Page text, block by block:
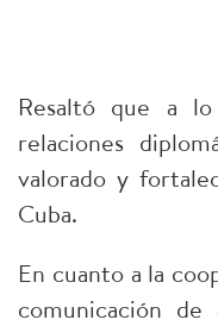
Resaltó que a
relaciones
valorado y
Cuba.
En cuanto a la
comunicación de